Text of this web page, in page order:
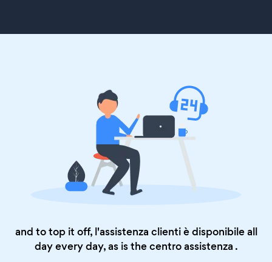
and to top it off, l'assistenza clienti è disponibile all
day every day, as is thecentro assistenza .